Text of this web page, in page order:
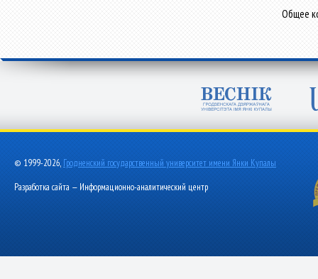
Общее
© 1999-2026, Гродненский государственный университет имени Янки Купалы
Разработка сайта — Информационно-аналитический центр